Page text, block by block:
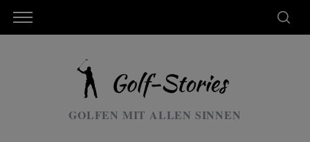
GOLFEN MIT ALLEN SINNEN